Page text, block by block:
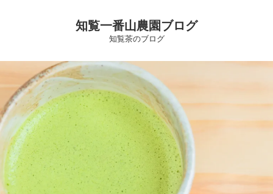
知覧一番山農園ブログ
知覧茶のブログ